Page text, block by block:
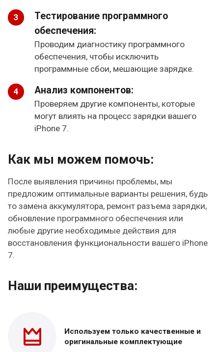
Тестирование программного
обеспечения:
Проводим диагностику программного
обеспечения, чтобы исключить
программные сбои, мешающие зарядке.
Анализ компонентов:
Проверяем другие компоненты, которые
могут влиять на процесс зарядки вашего
iPhone 7.
Как мы можем помочь:
После выявления причины проблемы, мы
предложим оптимальные варианты решения, будь
то замена аккумулятора, ремонт разъема зарядки,
обновление программного обеспечения или
любые другие необходимые действия для
восстановления функциональности вашего iPhone
7.
Наши преимущества:
Используем только качественные и
оригинальные комплектующие